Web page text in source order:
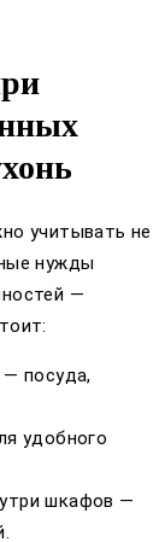
учитывать не
нужды
—
— посуда,
удобного
шкафов —